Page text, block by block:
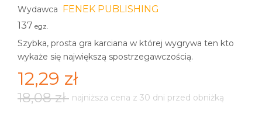
Wydawca FENEK PUBLISHING
137 egz.
Szybka, prosta gra karciana w której wygrywa ten kto
wykaże się największą spostrzegawczością.
12,29 zł
18,08 zł najniższa cena z 30 dni przed obniżką